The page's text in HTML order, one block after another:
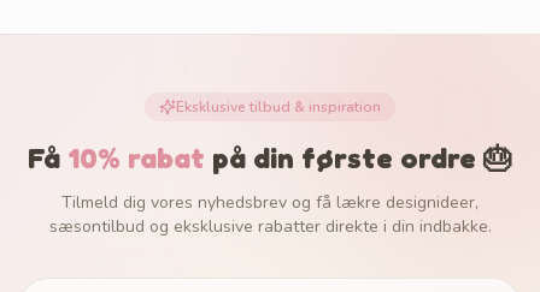
Eksklusive tilbud & inspiration
Få 10% rabat på din første ordre 🎂
Tilmeld dig vores nyhedsbrev og få lækre designideer,
sæsontilbud og eksklusive rabatter direkte i din indbakke.